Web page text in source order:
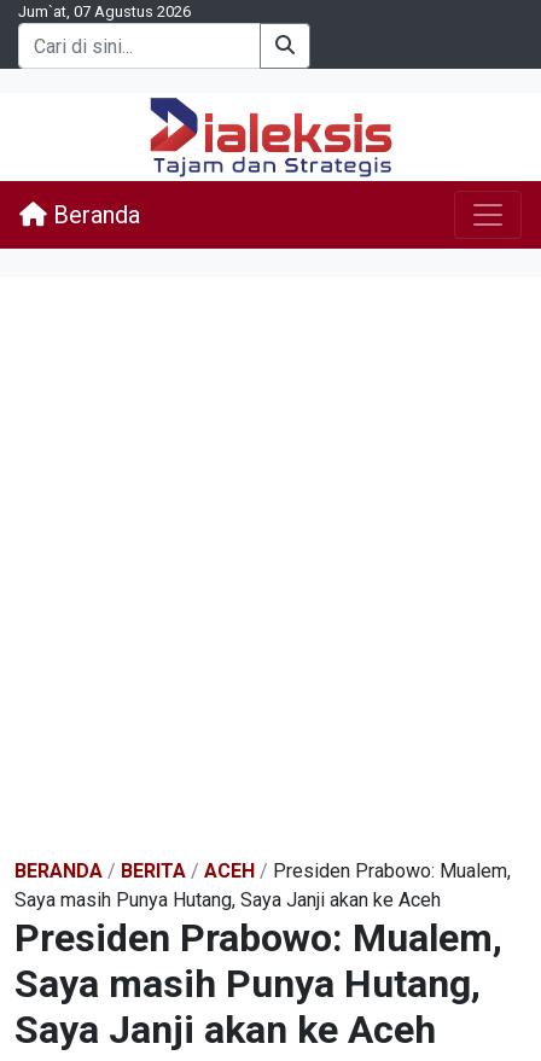
Jum`at, 07 Agustus 2026
Beranda
BERANDA / BERITA / ACEH / Presiden Prabowo: Mualem,
Saya masih Punya Hutang, Saya Janji akan ke Aceh
Presiden Prabowo: Mualem,
Saya masih Punya Hutang,
Saya Janji akan ke Aceh